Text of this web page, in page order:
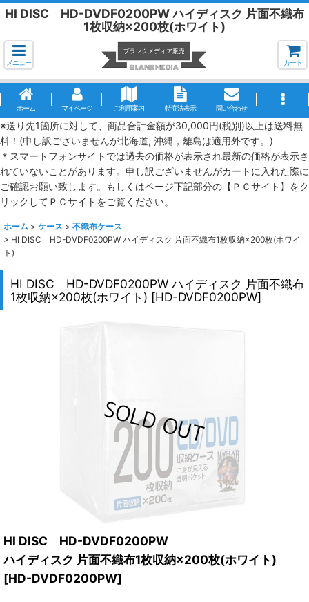
HI DISC HD-DVDF0200PW ハイディスク 片面不織布
1枚収納×200枚(ホワイト)
メニュー カート
ホーム マイページ ご利用案内 特商法表示 問い合わせ
※送り先1箇所に対して、商品合計金額が30,000円(税別)以上は送料無
料！(申し訳ございませんが北海道, 沖縄，離島は適用外です。)
＊スマートフォンサイトでは過去の価格が表示され最新の価格が表示さ
れていないことがあります。申し訳ございませんがカートに入れた際に
ご確認お願い致します。もしくはページ下記部分の【ＰＣサイト】をク
リックしてＰＣサイトをご覧ください。
ホーム > ケース > 不織布ケース
> HI DISC HD-DVDF0200PW ハイディスク 片面不織布1枚収納×200枚(ホワイ
ト)
HI DISC HD-DVDF0200PW ハイディスク 片面不織布
1枚収納×200枚(ホワイト) [HD-DVDF0200PW]
HI DISC HD-DVDF0200PW
ハイディスク 片面不織布1枚収納×200枚(ホワイト)
[HD-DVDF0200PW]